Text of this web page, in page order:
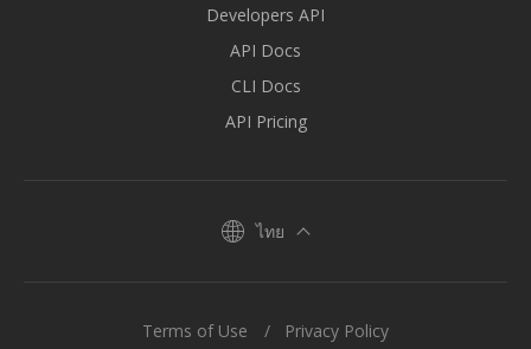
Developers API
API Docs
CLI Docs
API Pricing
ไทย
Terms of Use Privacy Policy